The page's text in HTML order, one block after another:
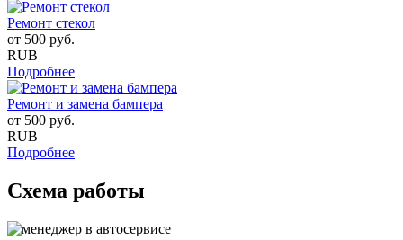
Ремонт стекол
от 500 руб.
RUB
Подробнее
Ремонт и замена бампера
от 500 руб.
RUB
Подробнее
Схема работы